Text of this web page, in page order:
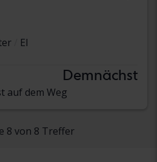
El
Demnächst
auf dem Weg
8 von 8 Treffer